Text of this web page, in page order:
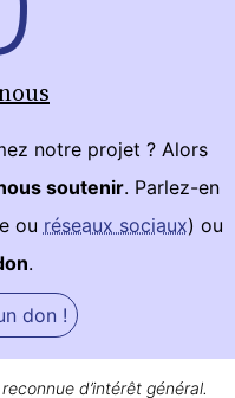
notre projet ? Alors
soutenir. Parlez-en
ou réseaux sociaux) ou
.
don !
d’intérêt général.